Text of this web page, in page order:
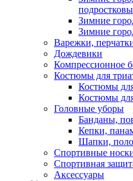
Зимние
Зимние
Варежки,
Дождевики
Компрессионное
Костюмы для
Костюмы
Костюмы
Головные уборы
Банданы,
Кепки,
Шапки,
Спортивные
Спортивная
Аксессуары